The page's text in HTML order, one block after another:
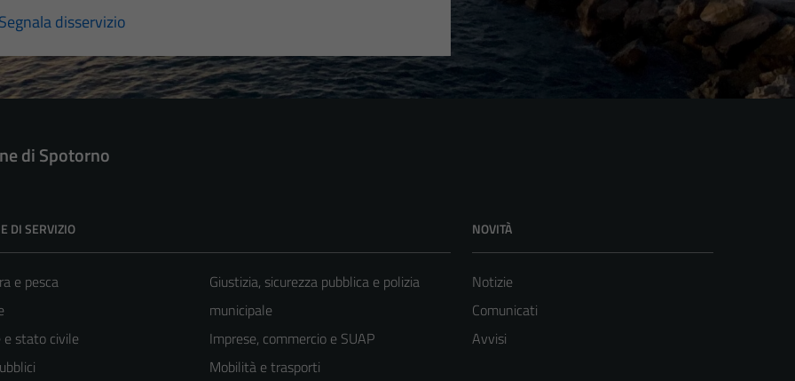
Segnala disservizio
di Spotorno
DI SERVIZIO
e pesca
e stato civile
Giustizia, sicurezza pubblica e polizia
municipale
Imprese, commercio e SUAP
Mobilità e trasporti
NOVITÀ
Notizie
Comunicati
Avvisi